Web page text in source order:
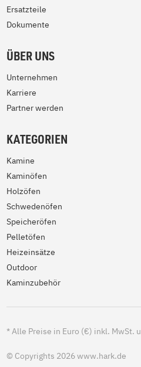
Ersatzteile
Dokumente
ÜBER UNS
Unternehmen
Karriere
Partner werden
KATEGORIEN
Kamine
Kaminöfen
Holzöfen
Schwedenöfen
Speicheröfen
Pelletöfen
Heizeinsätze
Outdoor
Kaminzubehör
*Alle Preise in Euro (€) inkl. MwSt.
© Copyrights 2026 www.hark.de